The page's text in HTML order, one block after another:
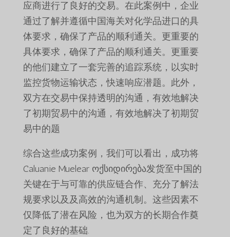
应商进行了良好的交易。在此案例中，企业
通过了解并遵循中国海关对化学品进口的具
体要求，确保了产品的顺利通关。更重要的
具体要求，确保了产品的顺利通关。更重要
的他们建立了一套完善的追踪系统，以实时
监控货物运输状态，快速响应潜题。此外，
双方在交易中保持透明的沟通，有效地解决
了初期贸易中的沟通，有效地解决了初期贸
易中的题
综合这些成功案例，我们可以看出，成功将
Caluanie Muelear ოქსიდირება发货至中国的
关键在于与可靠的供应链合作、充分了解法
规要求以及及高效的沟通机制。这些因素不
仅降低了潜在风险，也为双方的长期合作奠
定了良好的基础.